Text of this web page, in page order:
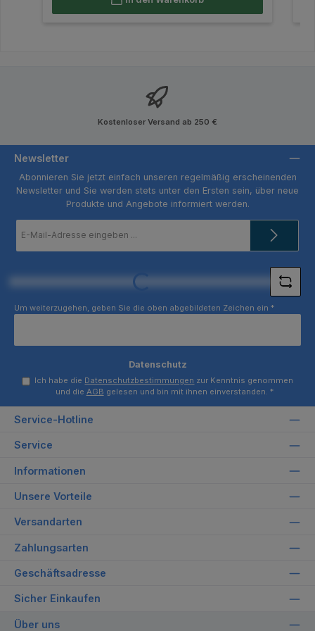
Kostenloser Versand ab 250 €
Newsletter
Abonnieren Sie jetzt einfach unseren regelmäßig erscheinenden
Newsletter und Sie werden stets unter den Ersten sein, über neue
Produkte und Angebote informiert werden.
Mail-
Loading...
Um weiterzugehen, geben Sie die oben abgebildeten Zeichen ein *
Datenschutz
Ich habe die Datenschutzbestimmungen zur Kenntnis genommen
und die AGB gelesen und bin mit ihnen einverstanden. *
Service-Hotline
Service
Informationen
Unsere Vorteile
Versandarten
Zahlungsarten
Geschäftsadresse
Sicher Einkaufen
Über uns